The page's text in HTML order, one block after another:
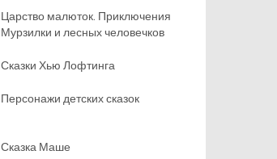
Царство малюток. Приключения
Мурзилки и лесных человечков
Сказки Хью Лофтинга
Персонажи детских сказок
Сказка Маше